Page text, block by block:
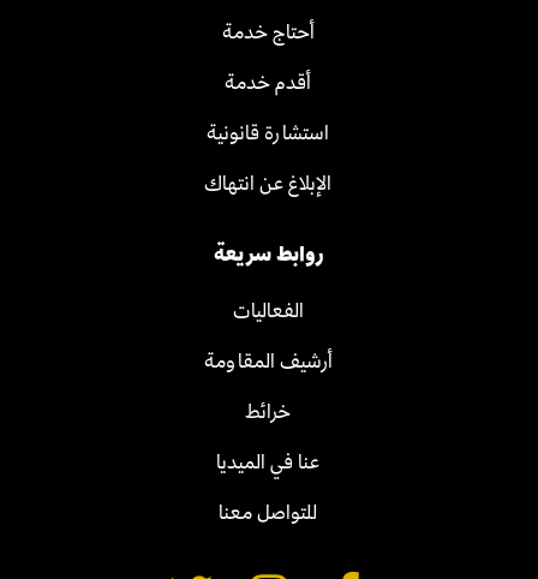
أحتاج خدمة
أقدم خدمة
استشارة قانونية
الإبلاغ عن انتهاك
روابط سريعة
الفعاليات
أرشيف المقاومة
خرائط
عنا في الميديا
للتواصل معنا